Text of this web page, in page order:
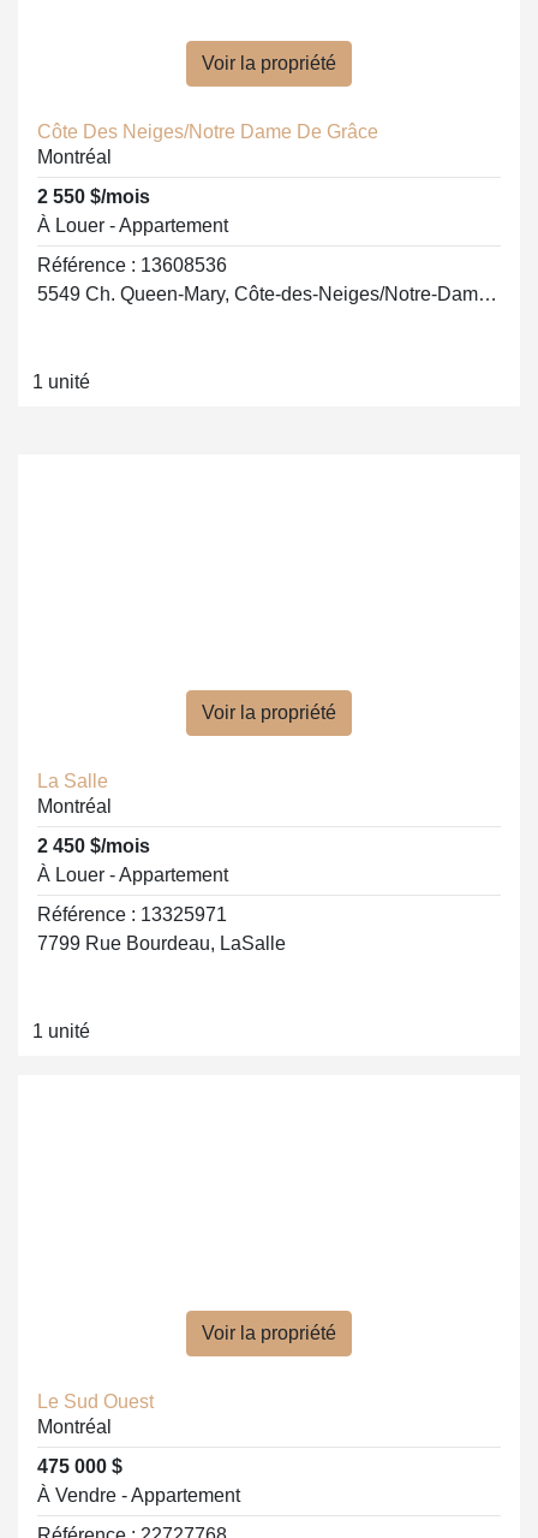
Voir la propriété
Côte Des Neiges/Notre Dame De Grâce
Montréal
2 550 $/mois
À Louer - Appartement
Référence : 13608536
5549 Ch. Queen-Mary, Côte-des-Neiges/Notre-Dame-de-Grâce
1 unité
Voir la propriété
La Salle
Montréal
2 450 $/mois
À Louer - Appartement
Référence : 13325971
7799 Rue Bourdeau, LaSalle
1 unité
Voir la propriété
Le Sud Ouest
Montréal
475 000 $
À Vendre - Appartement